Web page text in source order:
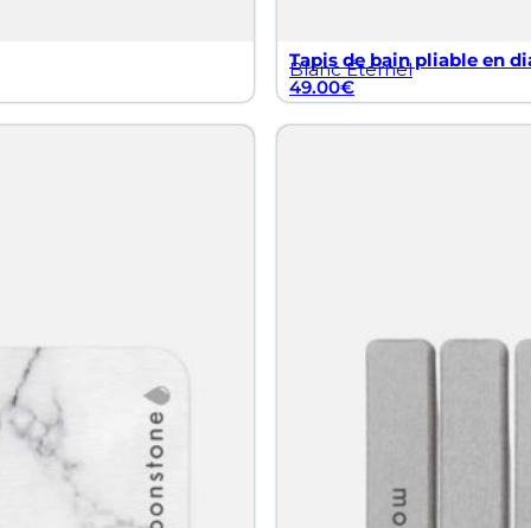
Tapis de bain pliable en
Blanc Éternel
49.00€